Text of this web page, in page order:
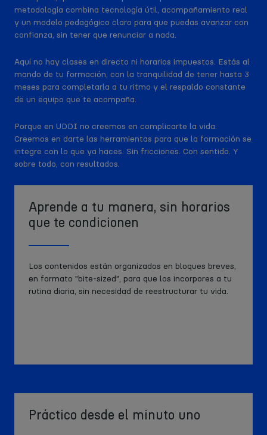
metodología combina tecnología útil, acompañamiento real
y un modelo pedagógico claro para que puedas avanzar con
confianza, sin tener que renunciar a nada.
Aquí no hay clases en directo ni horarios impuestos. Estás al
mando de tu formación, con la tranquilidad de tener hasta 3
meses para completarla a tu ritmo y el respaldo constante
de un equipo que te acompaña.
Porque en UDDI no creemos en complicarte la vida.
Creemos en darte las herramientas para que la formación se
integre con lo que ya haces. Sin fricciones. Con sentido. Y
sobre todo, con resultados.
Aprende a tu manera, sin horarios
que te condicionen
Los contenidos están organizados en bloques breves,
en formato "bite-sized", para que los incorpores a tu
rutina diaria, sin necesidad de reestructurar tu vida.
Práctico desde el minuto uno